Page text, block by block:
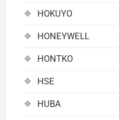
HOKUYO
HONEYWELL
HONTKO
HSE
HUBA